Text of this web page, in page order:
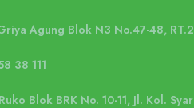
Agung Blok N3 No.47-48,
38 111
Blok BRK No. 10-11, Jl. Kol.